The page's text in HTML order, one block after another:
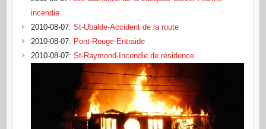
incendie
2010-08-07: St-Ubalde-Accident de la route
2010-08-07: Pont-Rouge-Entraide
2010-08-07: St-Raymond-Incendie de résidence